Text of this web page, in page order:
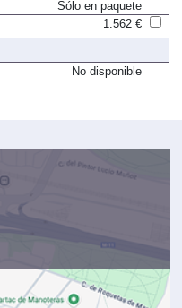
Sólo en paquete
1.562 €
No disponible